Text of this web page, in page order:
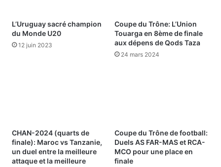
L’Uruguay sacré champion
du Monde U20
12 juin 2023
Coupe du Trône: L’Union
Touarga en 8ème de finale
aux dépens de Qods Taza
24 mars 2024
CHAN-2024 (quarts de
finale): Maroc vs Tanzanie,
un duel entre la meilleure
attaque et la meilleure
Coupe du Trône de football:
Duels AS FAR-MAS et RCA-
MCO pour une place en
finale